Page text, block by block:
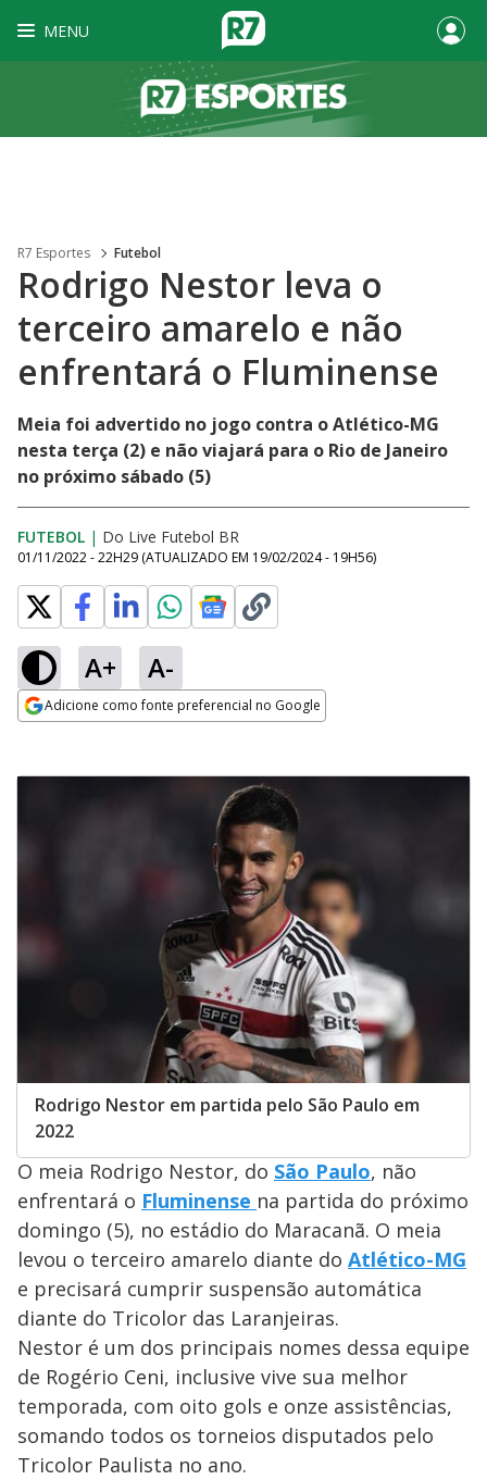
MENU
R7 Esportes Futebol
Rodrigo Nestor leva o
terceiro amarelo e não
enfrentará o Fluminense
Meia foi advertido no jogo contra o Atlético-MG
nesta terça (2) e não viajará para o Rio de Janeiro
no próximo sábado (5)
FUTEBOL | Do Live Futebol BR
01/11/2022 - 22H29 (ATUALIZADO EM 19/02/2024 - 19H56)
A+ A-
Adicione como fonte preferencial no Google
Rodrigo Nestor em partida pelo São Paulo em
2022
O meia Rodrigo Nestor, do São Paulo, não
enfrentará o Fluminense na partida do próximo
domingo (5), no estádio do Maracanã. O meia
levou o terceiro amarelo diante do Atlético-MG
e precisará cumprir suspensão automática
diante do Tricolor das Laranjeiras.
Nestor é um dos principais nomes dessa equipe
de Rogério Ceni, inclusive vive sua melhor
temporada, com oito gols e onze assistências,
somando todos os torneios disputados pelo
Tricolor Paulista no ano.